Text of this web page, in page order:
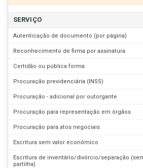
SERVIÇO
Autenticação de documento (por página)
Reconhecimento de firma por assinatura
Certidão ou pública forma
Procuração previdenciária (INSS)
Procuração - adicional por outorgante
Procuração para representação em órgãos
Procuração para atos negociais
Escritura sem valor econômico
Escritura de inventário/divórcio/separação
partilha)